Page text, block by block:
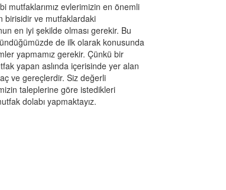
mutfaklarımız evlerimizin en önemli
birisidir ve mutfaklardaki
en iyi şekilde olması gerekir. Bu
de ilk olarak konusunda
yapmamız gerekir. Çünkü bir
yapan aslında içerisinde yer alan
ve gereçlerdir. Siz değerli
taleplerine göre istedikleri
dolabı yapmaktayız.